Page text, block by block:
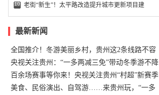
10 老街“新生”！太平路改造提升城市更新项目建
最新新闻
全国推介！冬游美丽乡村，贵州这2条线路不容
错过
央视关注贵州：“一多两减三免”带动冬季游不降
温
百余场赛事等你来！央视关注贵州“村超”新赛季
正式“打响”
美食、民俗演出、自驾游……来贵州玩，“一多